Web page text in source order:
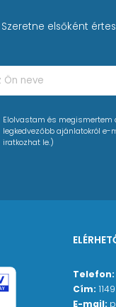
Szeretne elsőként
Elolvastam és megismertem
legkedvezőbb ajánlatokról e-
iratkozhat le.)
Telefon:
Cím:
E-mail: